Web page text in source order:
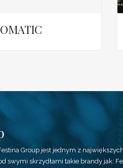
Group jest jednym z
swymi skrzydłami takie brandy jak: